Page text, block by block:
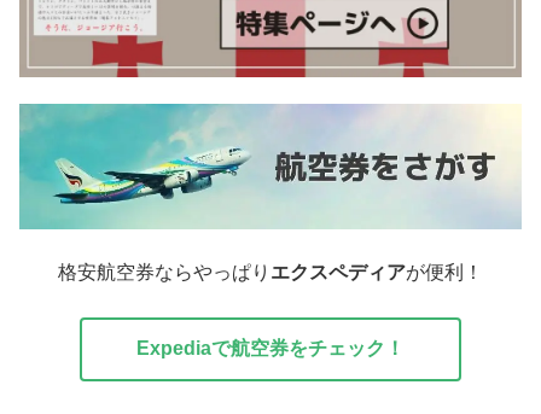
格安航空券ならやっぱり エクスペディアが便利！
Expediaで航空券をチェック！